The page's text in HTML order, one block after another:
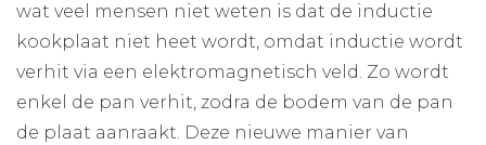
wat veel mensen niet weten is dat de inductie
kookplaat niet heet wordt, omdat inductie wordt
verhit via een elektromagnetisch veld. Zo wordt
enkel de pan verhit, zodra de bodem van de pan
de plaat aanraakt. Deze nieuwe manier van